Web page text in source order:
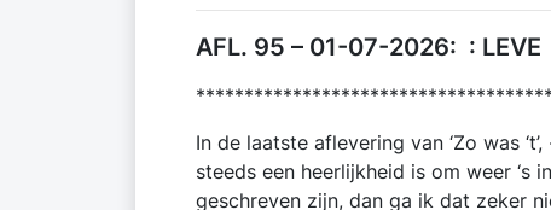
AFL. 95 – 01-07-2026: :
In de laatste aflevering van ‘Zo was
steeds een heerlijkheid is om weer ‘s
geschreven zijn, dan ga ik dat zeker